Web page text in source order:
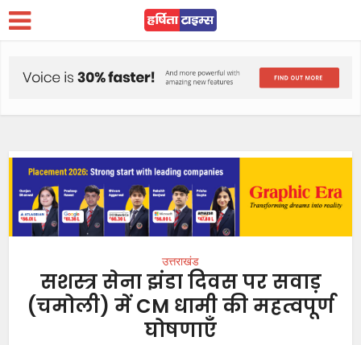
उत्तराखंड
सशस्त्र सेना झंडा दिवस पर सवाड़
(चमोली) में CM धामी की महत्वपूर्ण
घोषणाएँ